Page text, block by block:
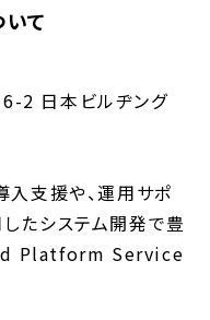
て
2 日本ビルヂング
支援や、運用サポ
たシステム開発で豊
Platform Service